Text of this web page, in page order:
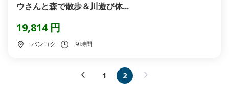
ウさんと森で散歩＆川遊び体...
19,814 円
バンコク 9 時間
1 2